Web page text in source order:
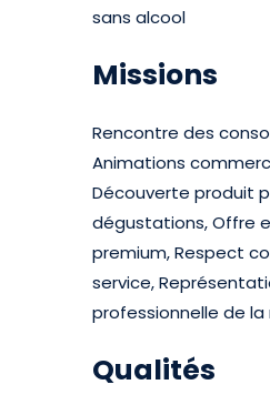
sans alcool
Missions
Rencontre des
Animations
Découverte produit
dégustations, Offre
premium, Respect
service,
professionnelle de la
Qualités